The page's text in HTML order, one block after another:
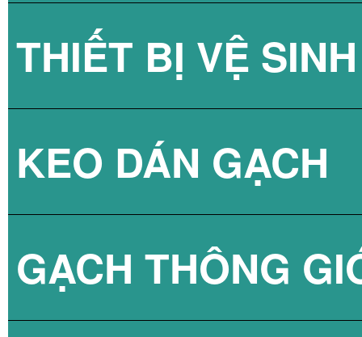
GẠCH KÍNH
GẠCH KÍNH
THIẾT BỊ VỆ SINH
SEN TẮM
VÒI CHẬU
KEO DÁN GẠCH
KEO DÁN
GẠCH THÔNG